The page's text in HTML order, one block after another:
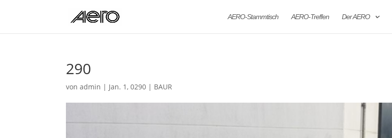
AERO-Stammtisch AERO-Treffen Der AERO
290
vonadmin | Jan. 1, 0290 | BAUR